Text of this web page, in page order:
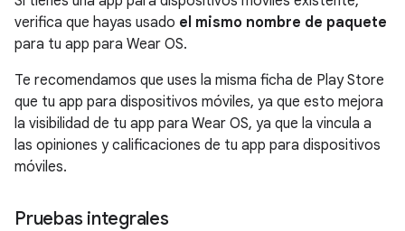
verifica que hayas usado el mismo nombre de paquete
para tu app para Wear OS.
Te recomendamos que uses la misma ficha de Play Store
que tu app para dispositivos móviles, ya que esto mejora
la visibilidad de tu app para Wear OS, ya que la vincula a
las opiniones y calificaciones de tu app para dispositivos
móviles.
Pruebas integrales